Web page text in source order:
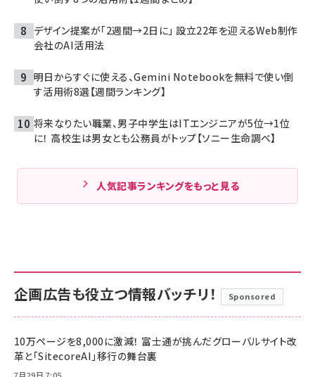
デザイン提案が「2週間→2日に」 設立22年を迎えるWeb制作
会社のAI活用法
明日からすぐに使える、Gemini Notebookを無料で使い倒
す活用術8選【週間ランキング】
将来なりたい職業、男子中学生はITエンジニアが5位→1位
に！ 高校生は男女とも公務員がトップ【ソニー生命調べ】
人気記事ランキングをもっと見る
企画広告も役立つ情報バッチリ！ Sponsored
10万ページを8,000に激減！ 富士通が挑んだグローバルサイト改
革と「SitecoreAI」移行の舞台裏
7月29日 7:05